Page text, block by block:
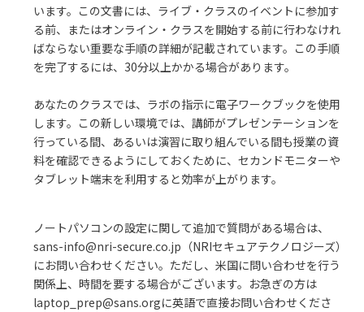
います。この文書には、ライブ・クラスのイベントに参加す
る前、またはオンライン・クラスを開始する前に行わなけれ
ばならない重要な手順の詳細が記載されています。この手順
を完了するには、30分以上かかる場合があります。
あなたのクラスでは、ラボの指示に電子ワークブックを使用
します。この新しい環境では、講師がプレゼンテーションを
行っている間、あるいは演習に取り組んでいる間も授業の資
料を確認できるようにしておくために、セカンドモニターや
タブレット端末を利用すると効率が上がります。
ノートパソコンの設定に関して追加で質問がある場合は、
sans-info@nri-secure.co.jp（NRIセキュアテクノロジーズ）
にお問い合わせください。ただし、米国に問い合わせを行う
関係上、時間を要する場合がございます。お急ぎの方は
laptop_prep@sans.orgに英語で直接お問い合わせくださ